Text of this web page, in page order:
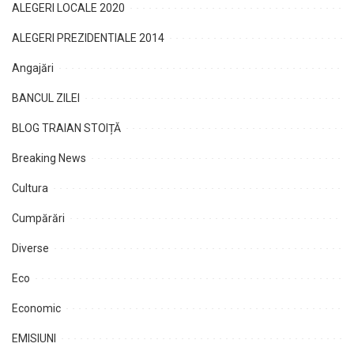
ALEGERI LOCALE 2020
ALEGERI PREZIDENTIALE 2014
Angajări
BANCUL ZILEI
BLOG TRAIAN STOIȚĂ
Breaking News
Cultura
Cumpărări
Diverse
Eco
Economic
EMISIUNI